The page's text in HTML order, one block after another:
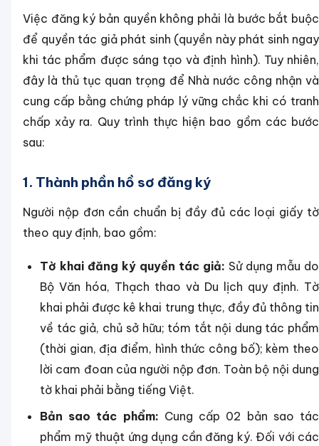
Việc đăng ký bản quyền không phải là bước bắt buộc
để quyền tác giả phát sinh (quyền này phát sinh ngay
khi tác phẩm được sáng tạo và định hình). Tuy nhiên,
đây là thủ tục quan trọng để Nhà nước công nhận và
cung cấp bằng chứng pháp lý vững chắc khi có tranh
chấp xảy ra. Quy trình thực hiện bao gồm các bước
sau:
1. Thành phần hồ sơ đăng ký
Người nộp đơn cần chuẩn bị đầy đủ các loại giấy tờ
theo quy định, bao gồm:
Tờ khai đăng ký quyền tác giả: Sử dụng mẫu do
Bộ Văn hóa, Thạch thao và Du lịch quy định. Tờ
khai phải được kê khai trung thực, đầy đủ thông tin
về tác giả, chủ sở hữu; tóm tắt nội dung tác phẩm
(thời gian, địa điểm, hình thức công bố); kèm theo
lời cam đoan của người nộp đơn. Toàn bộ nội dung
tờ khai phải bằng tiếng Việt.
Bản sao tác phẩm: Cung cấp 02 bản sao tác
phẩm mỹ thuật ứng dụng cần đăng ký. Đối với các